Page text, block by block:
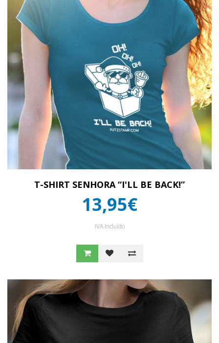
T-SHIRT SENHORA “I'LL BE BACK!”
13,95€
IVA Incluído